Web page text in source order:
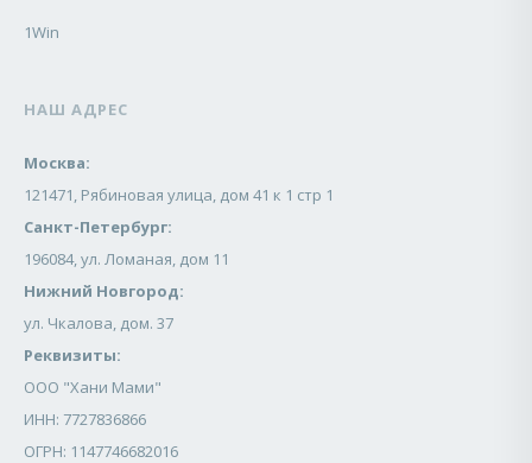
1Win
НАШ АДРЕС
Москва:
121471, Рябиновая улица, дом 41 к 1 стр 1
Санкт-Петербург:
196084, ул. Ломаная, дом 11
Нижний Новгород:
ул. Чкалова, дом. 37
Реквизиты:
ООО "Хани Мами"
ИНН: 7727836866
ОГРН: 1147746682016